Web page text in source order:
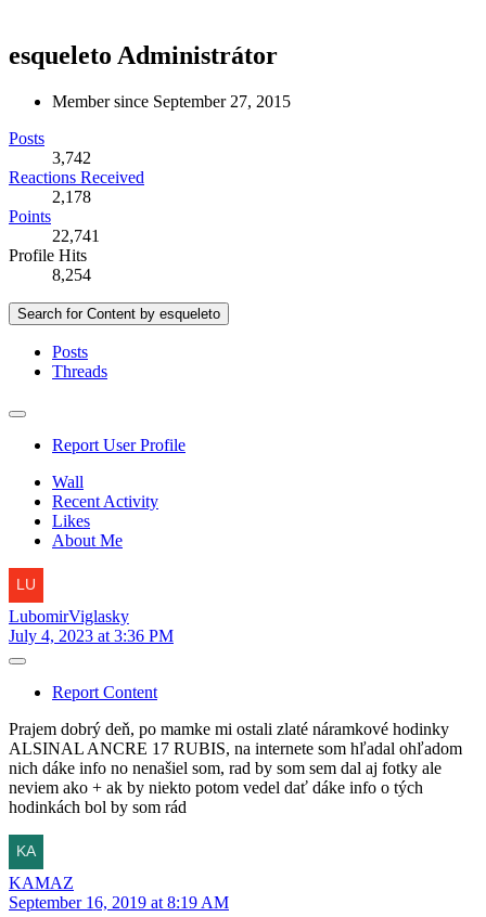
esqueleto Administrátor
Member since September 27, 2015
Posts
3,742
Reactions Received
2,178
Points
22,741
Profile Hits
8,254
Search for Content by esqueleto
Posts
Threads
Report User Profile
Wall
Recent Activity
Likes
About Me
LubomirViglasky
July 4, 2023 at 3:36 PM
Report Content
Prajem dobrý deň, po mamke mi ostali zlaté náramkové hodinky
ALSINAL ANCRE 17 RUBIS, na internete som hľadal ohľadom
nich dáke info no nenašiel som, rad by som sem dal aj fotky ale
neviem ako + ak by niekto potom vedel dať dáke info o tých
hodinkách bol by som rád
KAMAZ
September 16, 2019 at 8:19 AM